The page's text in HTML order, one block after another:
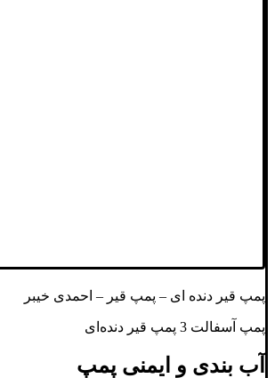
پمپ قیر دنده ای – پمپ قیر – احمدی خیبر
پمپ آسفالت 3 پمپ قیر دنده‌ای
آب ‌بندی و ایمنی پمپ